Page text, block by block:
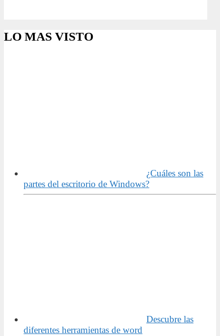
LO MAS VISTO
¿Cuáles son las
partes del escritorio de Windows?
Descubre las
diferentes herramientas de word